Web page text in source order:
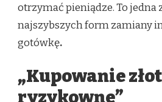
otrzymać pieniądze. To jedna
najszybszych form zamiany
gotówkę.
„Kupowanie
ryzykowne”